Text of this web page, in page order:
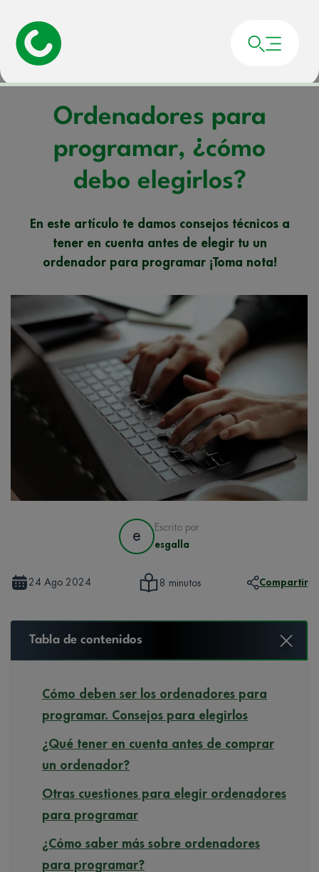
Portada»
Ordenadores para
programar, ¿cómo
debo elegirlos?
En este artículo te damos consejos técnicos a
tener en cuenta antes de elegir tu un
ordenador para programar ¡Toma nota!
e
Escrito por
esgalla
24 Ago 2024 8 minutos Compartir
Tabla de contenidos
Cómo deben ser los ordenadores para
programar. Consejos para elegirlos
¿Qué tener en cuenta antes de comprar
un ordenador?
Otras cuestiones para elegir ordenadores
para programar
¿Cómo saber más sobre ordenadores
para programar?